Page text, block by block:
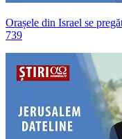
Orașele din Israel se
739